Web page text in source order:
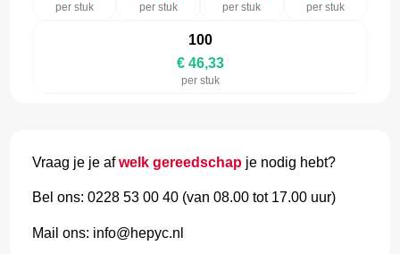
per stuk per stuk per stuk per stuk
100
€ 46,33
per stuk
Vraag je je afwelk gereedschap je nodig hebt?
Bel ons: 0228 53 00 40 (van 08.00 tot 17.00 uur)
Mail ons: info@hepyc.nl